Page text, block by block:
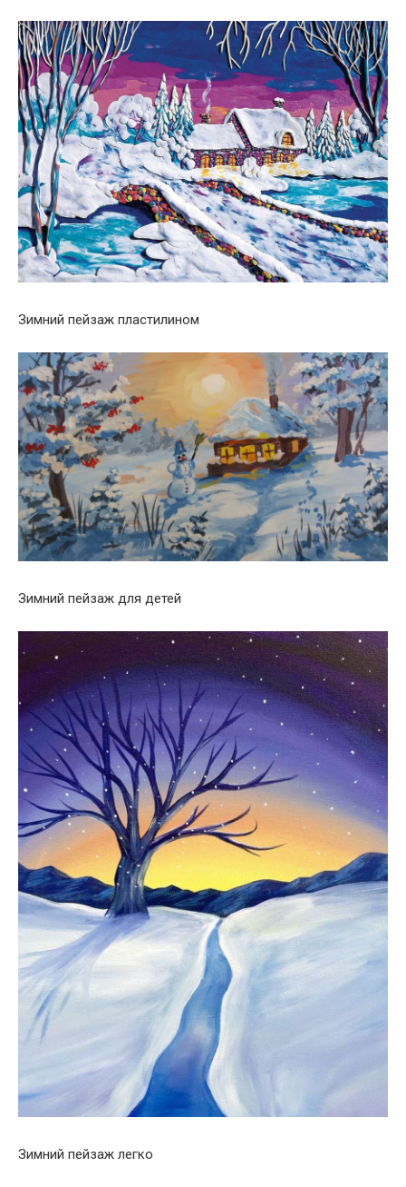
Зимний пейзаж пластилином
Зимний пейзаж для детей
Зимний пейзаж легко